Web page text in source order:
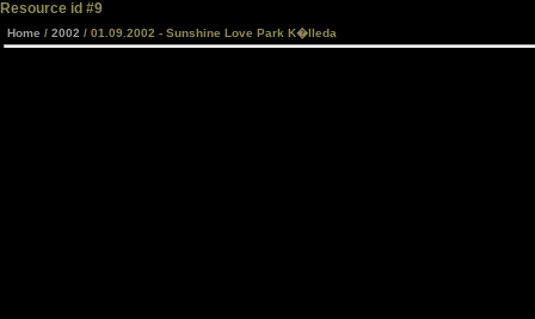
Resource id #9
Home / 2002 / 01.09.2002 - Sunshine Love Park K�lleda